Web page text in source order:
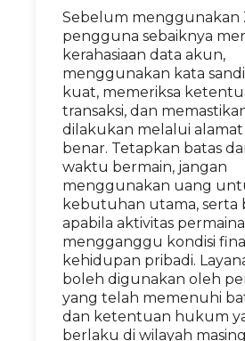
Sebelum menggunakan
pengguna sebaiknya
kerahasiaan data akun,
menggunakan kata
kuat, memeriksa
transaksi, dan
dilakukan melalui alamat
benar. Tetapkan batas
waktu bermain, jangan
menggunakan uang
kebutuhan utama, serta
apabila aktivitas
mengganggu kondisi
kehidupan pribadi.
boleh digunakan oleh
yang telah memenuhi
dan ketentuan hukum
berlaku di wilayah